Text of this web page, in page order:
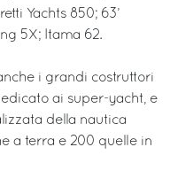
Yachts 850; 63’
5X; Itama 62.
i grandi costruttori
ai super-yacht, e
della nautica
a terra e 200 quelle in